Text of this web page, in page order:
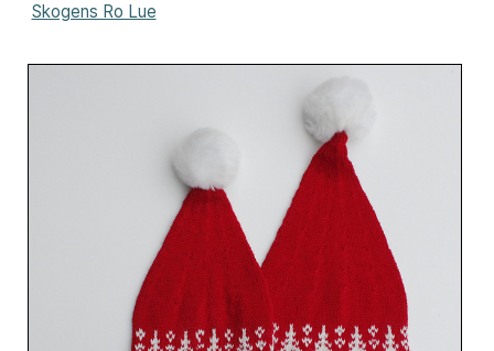
Skogens Ro Lue